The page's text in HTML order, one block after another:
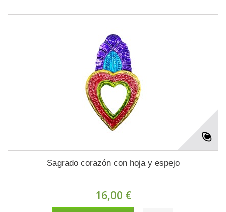
Sagrado corazón con hoja y espejo
16,00 €